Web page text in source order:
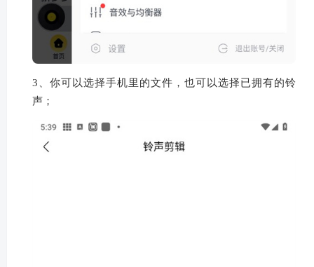
3、你可以选择手机里的文件，也可以选择已拥有的铃
声；